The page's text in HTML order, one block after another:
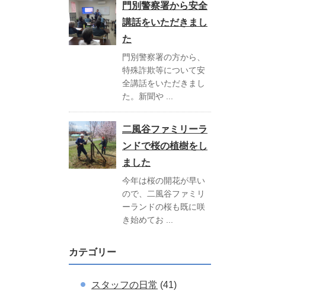
門別警察署から安全
講話をいただきまし
た
門別警察署の方から、
特殊詐欺等について安
全講話をいただきまし
た。新聞や ...
二風谷ファミリーラ
ンドで桜の植樹をし
ました
今年は桜の開花が早い
ので、二風谷ファミリ
ーランドの桜も既に咲
き始めてお ...
カテゴリー
スタッフの日常 (41)